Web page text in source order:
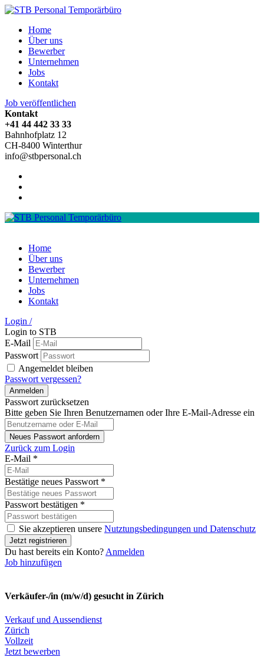
Home
Über uns
Bewerber
Unternehmen
Jobs
Kontakt
Job veröffentlichen
Kontakt
+41 44 442 33 33
Bahnhofplatz 12
CH-8400 Winterthur
info@stbpersonal.ch
Home
Über uns
Bewerber
Unternehmen
Jobs
Kontakt
Login /
Login to STB
E-Mail
Passwort
Angemeldet bleiben
Passwort vergessen?
Passwort zurücksetzen
Bitte geben Sie Ihren Benutzernamen oder Ihre E-Mail-Adresse ein
Zurück zum Login
E-Mail *
Bestätige neues Passwort *
Passwort bestätigen *
Sie akzeptieren unsere Nutztungsbedingungen und Datenschutz
Du hast bereits ein Konto? Anmelden
Job hinzufügen
Verkäufer-/in (m/w/d) gesucht in Zürich
Verkauf und Aussendienst
Zürich
Vollzeit
Jetzt bewerben